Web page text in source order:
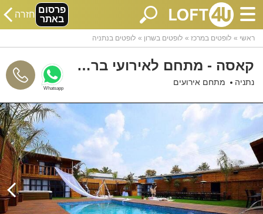
פרסום
באתר חזרה
ראשי לופטים במרכז לופטים בשרון לופטים בנתניה
קאסה - מתחם לאירועי בר ובת מצווה
נתניה מתחם אירועים
Whatsapp